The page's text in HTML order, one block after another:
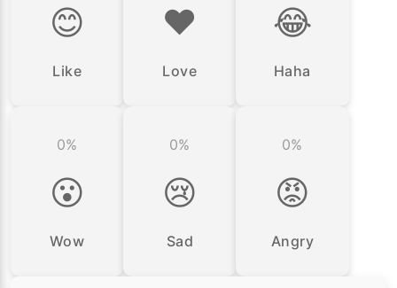
😊
Like
❤️
Love
😂
Haha
0%
😮
Wow
0%
😢
Sad
0%
😡
Angry